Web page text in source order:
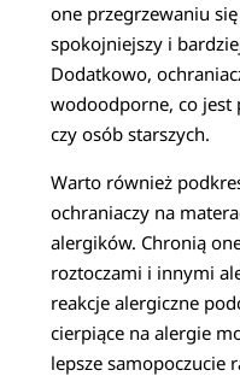
one przegrzewaniu
spokojniejszy i
Dodatkowo,
wodoodporne, co jest
czy osób starszych.
Warto również
ochraniaczy na
alergików. Chronią
roztoczami i innymi
reakcje alergiczne
cierpiące na alergie
lepsze samopoczucie